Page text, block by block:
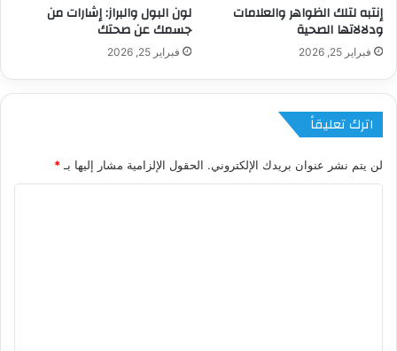
إنتبه لتلك الظواهر والعلامات
ودلالاتها الصحية
فبراير 25, 2026
لون البول والبراز: إشارات من
جسمك عن صحتك
فبراير 25, 2026
اترك تعليقاً
لن يتم نشر عنوان بريدك الإلكتروني. الحقول الإلزامية مشار إليها بـ *